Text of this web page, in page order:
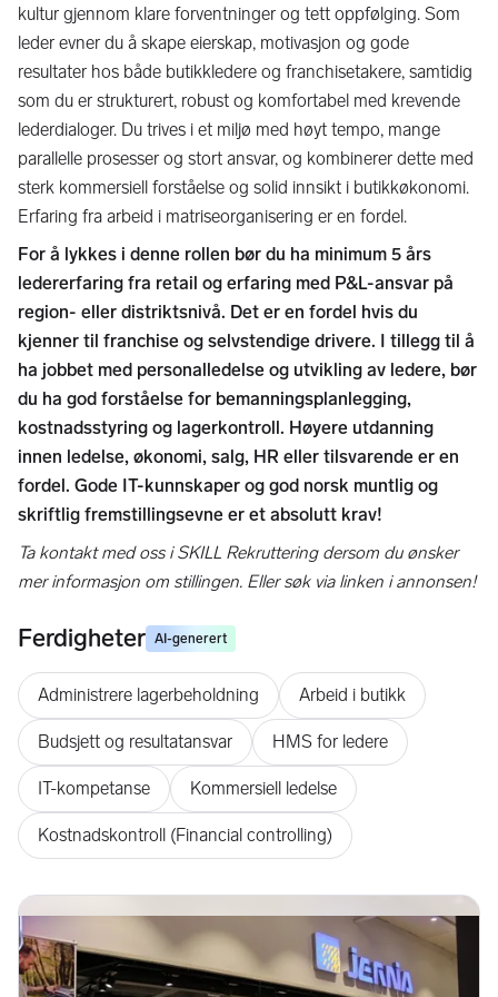
kultur gjennom klare forventninger og tett oppfølging. Som
leder evner du å skape eierskap, motivasjon og gode
resultater hos både butikkledere og franchisetakere, samtidig
som du er strukturert, robust og komfortabel med krevende
lederdialoger. Du trives i et miljø med høyt tempo, mange
parallelle prosesser og stort ansvar, og kombinerer dette med
sterk kommersiell forståelse og solid innsikt i butikkøkonomi.
Erfaring fra arbeid i matriseorganisering er en fordel.
For å lykkes i denne rollen bør du ha minimum 5 års
ledererfaring fra retail og erfaring med P&L-ansvar på
region- eller distriktsnivå. Det er en fordel hvis du
kjenner til franchise og selvstendige drivere. I tillegg til å
ha jobbet med personalledelse og utvikling av ledere, bør
du ha god forståelse for bemanningsplanlegging,
kostnadsstyring og lagerkontroll. Høyere utdanning
innen ledelse, økonomi, salg, HR eller tilsvarende er en
fordel. Gode IT-kunnskaper og god norsk muntlig og
skriftlig fremstillingsevne er et absolutt krav!
Ta kontakt med oss i SKILL Rekruttering dersom du ønsker
mer informasjon om stillingen. Eller søk via linken i annonsen!
Ferdigheter AI-generert
Administrere lagerbeholdning Arbeid i butikk
Budsjett og resultatansvar HMS for ledere
IT-kompetanse Kommersiell ledelse
Kostnadskontroll (Financial controlling)